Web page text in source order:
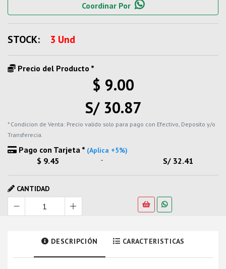
Coordinar Por
STOCK: 3 Und
Precio del Producto *
$ 9.00
S/ 30.87
* Condicion de Venta: Precio valido solo para pago con Efectivo, Deposito y/o
Transferecia.
Pago con Tarjeta * (Aplica +5%)
$ 9.45 - S/ 32.41
CANTIDAD
DESCRIPCIÓN CARACTERISTICAS